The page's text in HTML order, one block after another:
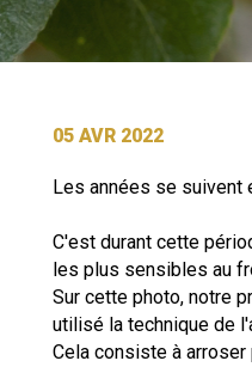
05 AVR 2022
Les années se suivent
C'est durant cette
les plus sensibles au
Sur cette photo, notre
utilisé la technique de
Cela consiste à